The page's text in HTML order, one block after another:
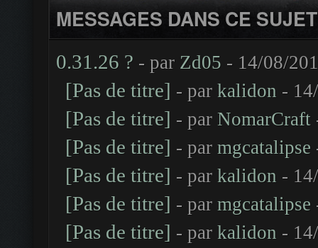
MESSAGES DANS CE SUJET
0.31.26 ? - par Zd05 - 14/08/
[Pas de titre] - par kalidon -
[Pas de titre] - par NomarCraft
[Pas de titre] - par mgcatalipse
[Pas de titre] - par kalidon -
[Pas de titre] - par mgcatalipse
[Pas de titre] - par kalidon -